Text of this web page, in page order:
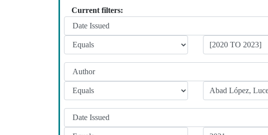
Current filters: